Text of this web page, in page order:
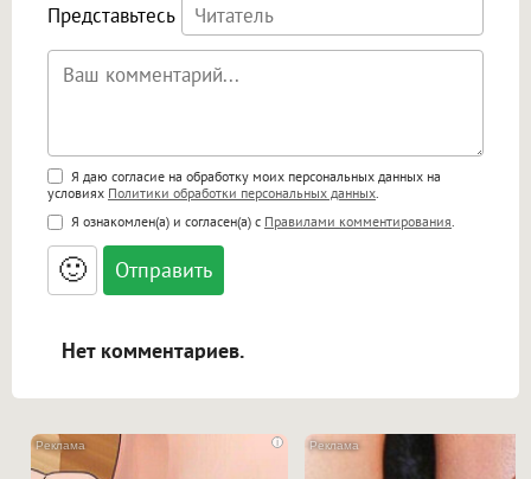
Представьтесь
Поддержка HTML
<b>, <strong>, <u>, <i>, <em>, <s>, <big>,
<small>, <sup>, <sub>, <pre>, <ul>, <ol>, <li>,
<blockquote>, <code> экранирует HTML,
адреса URL автоматически становятся
ссылками, и [img]адрес[/img] будет
Я даю согласие на обработку моих персональных данных на
условиях Политики обработки персональных данных.
Я ознакомлен(а) и согласен(а) с Правилами комментирования.
🙂
Нет комментариев.
i